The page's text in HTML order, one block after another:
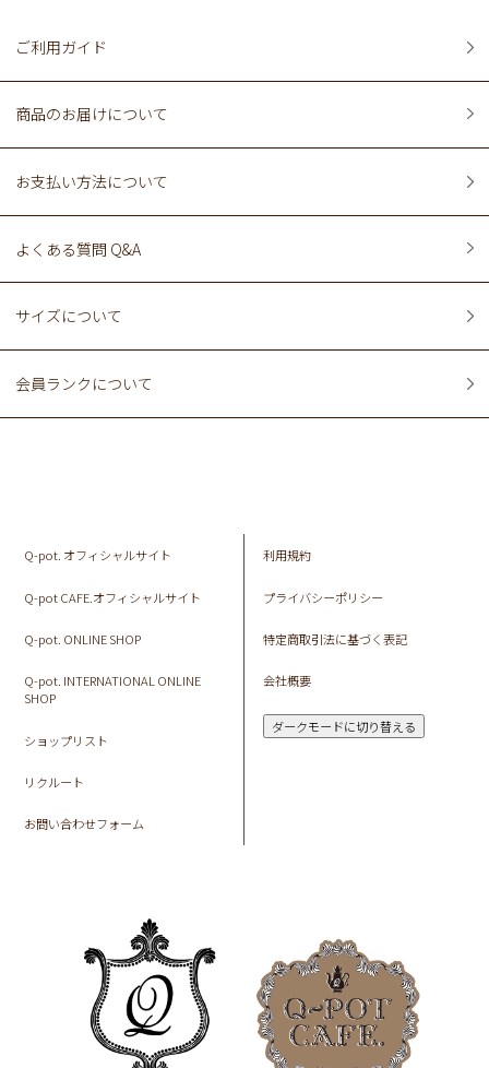
ご利用ガイド
商品のお届けについて
お支払い方法について
よくある質問 Q&A
サイズについて
会員ランクについて
Q-pot. オフィシャルサイト
Q-pot CAFE.オフィシャルサイト
Q-pot. ONLINE SHOP
Q-pot. INTERNATIONAL ONLINE
SHOP
ショップリスト
リクルート
お問い合わせフォーム
利用規約
プライバシーポリシー
特定商取引法に基づく表記
会社概要
ダークモードに切り替える